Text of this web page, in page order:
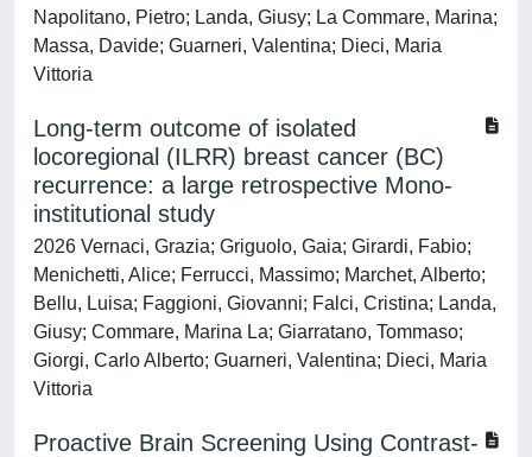
Napolitano, Pietro; Landa, Giusy; La Commare, Marina;
Massa, Davide; Guarneri, Valentina; Dieci, Maria
Vittoria
Long-term outcome of isolated
locoregional (ILRR) breast cancer (BC)
recurrence: a large retrospective Mono-
institutional study
2026 Vernaci, Grazia; Griguolo, Gaia; Girardi, Fabio;
Menichetti, Alice; Ferrucci, Massimo; Marchet, Alberto;
Bellu, Luisa; Faggioni, Giovanni; Falci, Cristina; Landa,
Giusy; Commare, Marina La; Giarratano, Tommaso;
Giorgi, Carlo Alberto; Guarneri, Valentina; Dieci, Maria
Vittoria
Proactive Brain Screening Using Contrast-